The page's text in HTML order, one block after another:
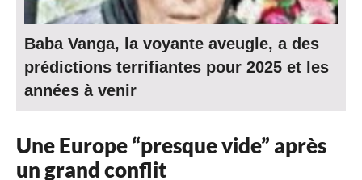
Baba Vanga, la voyante aveugle, a des
prédictions terrifiantes pour 2025 et les
années à venir
Une Europe “presque vide” après
un grand conflit